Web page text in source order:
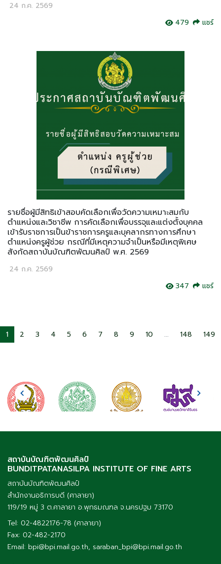
24 ก.ค. 2569
479
แชร์
รายชื่อผู้มีสิทธิเข้าสอบคัดเลือกเพื่อวัดความเหมาะสมกับ
ตำแหน่งและวิชาชีพ การคัดเลือกเพื่อบรรจุและแต่งตั้งบุคคล
เข้ารับราชการเป็นข้าราชการครูและบุคลากรทางการศึกษา
ตำแหน่งครูผู้ช่วย กรณีที่มีเหตุความจำเป็นหรือมีเหตุพิเศษ
สังกัดสถาบันบัณฑิตพัฒนศิลป์ พ.ศ. 2569
24 ก.ค. 2569
347
แชร์
1 2 3 4 5 6 7 8 9 10 ... 148 149
สถาบันบัณฑิตพัฒนศิลป์
BUNDITPATANASILPA INSTITUTE OF FINE ARTS
สถาบันบัณฑิตพัฒนศิลป์
สำนักงานอธิการบดี (ศาลายา)
119/19 หมู่ 3 ต.ศาลายา อ.พุทธมณฑล จ.นครปฐม 73170
Tel: 02-4822176-78 (ศาลายา)
Fax: 02-482-2170
Email: bpi@bpi.mail.go.th, saraban_bpi@bpi.mail.go.th